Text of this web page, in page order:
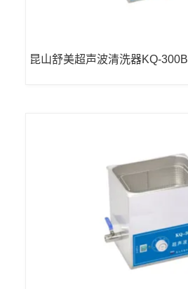
昆山舒美超声波清洗器KQ-300B